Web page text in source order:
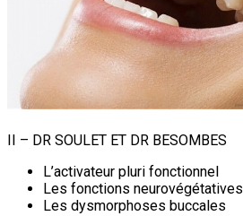
II – DR SOULET ET DR BESOMBES
L’activateur pluri fonctionnel
Les fonctions neurovégétatives
Les dysmorphoses buccales